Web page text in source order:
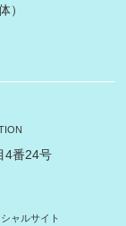
）
4番24号
ャルサイト